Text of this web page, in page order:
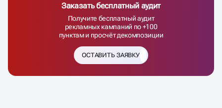
Заказать бесплатный аудит
Получите бесплатный аудит
рекламных кампаний по +100
пунктам и просчёт декомпозиции
ОСТАВИТЬ ЗАЯВКУ